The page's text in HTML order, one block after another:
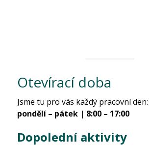
Otevírací doba
Jsme tu pro vás každý pracovní den:
pondělí – pátek | 8:00 – 17:00
Dopolední aktivity